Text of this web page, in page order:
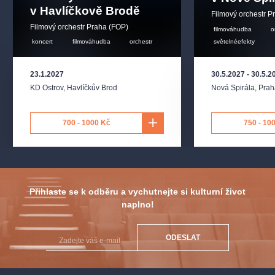
slavné filmové melodie vracejí v plné kráse živého
orchestru. Přijďte si vychutnat hudbu, která dokáže během
PROGRAM
Piráti z Karibiku
Tenkrát na Západě
Harry Potter
Interstellar
Kung Fu Panda
Na samotě u lesa
v Havlíčkově Brodě
Filmový orchestr Praha (FOP)
koncert filmováhudba orchestr
23.1.2027
KD Ostrov, Havlíčkův Brod
700 - 1000 Kč
Filmový orchestr
filmováhudba
světelnéefekty
30.5.2027 -
Nová Spirála,
750 -
Přihlaste se k odběru a vychutnejte si kulturní život
naplno!
ODESLAT